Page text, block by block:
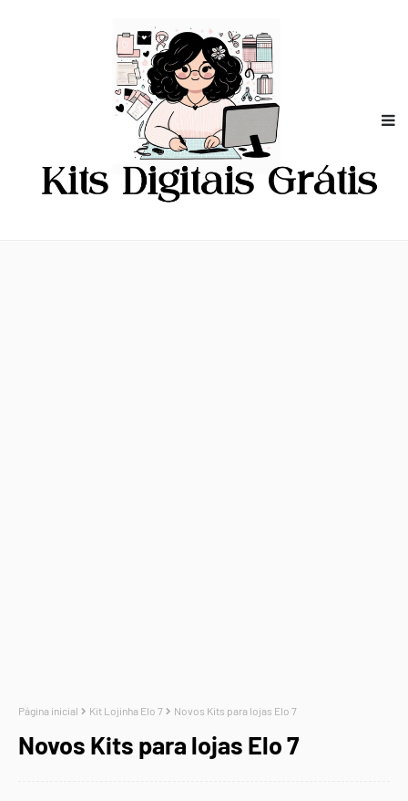
Página inicial Kit Lojinha Elo 7 Novos Kits para lojas Elo 7
Novos Kits para lojas Elo 7